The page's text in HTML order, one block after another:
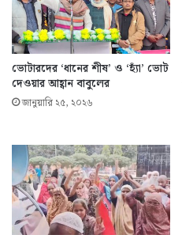
ভোটারদের ‘ধানের শীষ’ ও ‘হ্যাঁ’ ভোট
দেওয়ার আহ্বান বাবুলের
জানুয়ারি ২৫, ২০২৬